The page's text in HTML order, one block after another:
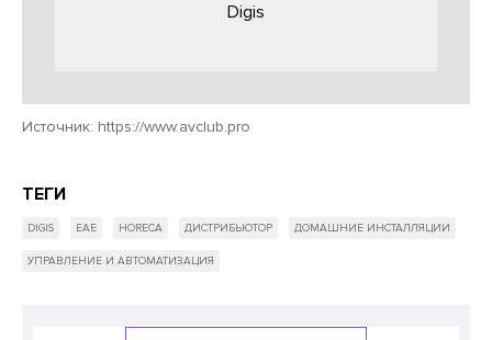
Digis
Источник: https://www.avclub.pro
ТЕГИ
DIGIS EAE HORECA ДИСТРИБЬЮТОР ДОМАШНИЕ ИНСТАЛЛЯЦИИ
УПРАВЛЕНИЕ И АВТОМАТИЗАЦИЯ